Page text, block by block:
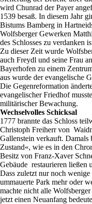
wird Chunrad der Payer
1539 besaß. In diesem Jahr
Bistums Bamberg in
Wolfsberger Gewerken
des Schlosses zu verdanken
Zu dieser Zeit wurde
auch Freydl und seine Frau
Bayerhofen zu einem
aus wurde der evangelische
Die Gegenreformation
evangelischer Friedhof
militärischer Bewachung.
Wechselvolles Schicksal
1777 brannte das Schloss
Christoph Freiherr von
Gallenstein verkauft. Damals
Zustand«, wie es in den
Besitz von Franz-Xaver
Gebäude restaurieren ließen
Dass zuletzt nur noch
ummauerte Park mehr oder
machte nicht alle
jetzt einen Neuanfang